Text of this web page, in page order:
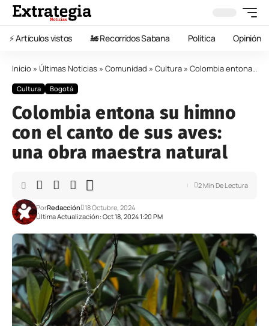
⚡️ Artículos vistos 🚂 Recorridos Sabana Política Opinión
Inicio » Últimas Noticias » Comunidad » Cultura » Colombia entona su himno con el canto de sus aves: una obra maestra natural
Cultura Bogotá
Colombia entona su himno
con el canto de sus aves:
una obra maestra natural
Última Actualización: Oct 18, 2024 1:20 PM
PorRedacción 18 Octubre, 2024
2 Min De Lectura